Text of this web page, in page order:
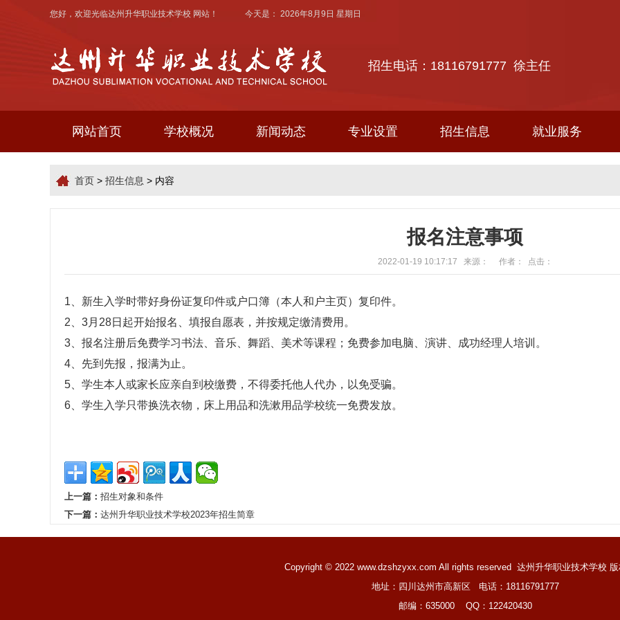
您好，欢迎光临达州升华职业技术学校 网站！ 今天是： 2026年8月9日 星期日
招生电话：18116791777 徐主任
网站首页 学校概况 新闻动态 专业设置 招生信息 就业服务
首页 > 招生信息 > 内容
报名注意事项
2022-01-19 10:17:17 来源： 作者： 点击：
1、新生入学时带好身份证复印件或户口簿（本人和户主页）复印件。
2、3月28日起开始报名、填报自愿表，并按规定缴清费用。
3、报名注册后免费学习书法、音乐、舞蹈、美术等课程；免费参加电脑、演讲、成功经理人培训。
4、先到先报，报满为止。
5、学生本人或家长应亲自到校缴费，不得委托他人代办，以免受骗。
6、学生入学只带换洗衣物，床上用品和洗漱用品学校统一免费发放。
上一篇： 招生对象和条件
下一篇： 达州升华职业技术学校2023年招生简章
Copyright © 2022 www.dzshzyxx.com All rights reserved 达州升华职业技术学校
地址：四川达州市高新区 电话：18116791777
邮编：635000 QQ：122420430